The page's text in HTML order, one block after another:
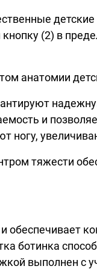
(2) в
анатомии
и
ногу,
тяжести
обеспечивает
ботинка
выполнен с